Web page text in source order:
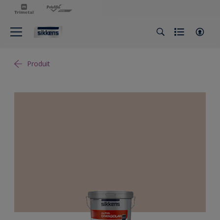
Produit